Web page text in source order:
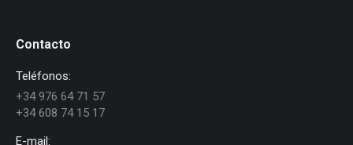
Contacto
Teléfonos:
+34 976 64 71 57
+34 608 74 15 17
E-mail: